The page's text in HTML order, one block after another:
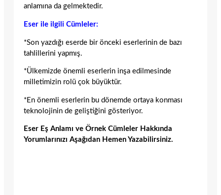
anlamına da gelmektedir.
Eser ile ilgili Cümleler:
*Son yazdığı eserde bir önceki eserlerinin de bazı
tahlillerini yapmış.
*Ülkemizde önemli eserlerin inşa edilmesinde
milletimizin rolü çok büyüktür.
*En önemli eserlerin bu dönemde ortaya konması
teknolojinin de geliştiğini gösteriyor.
Eser Eş Anlamı ve Örnek Cümleler Hakkında
Yorumlarınızı Aşağıdan Hemen Yazabilirsiniz.